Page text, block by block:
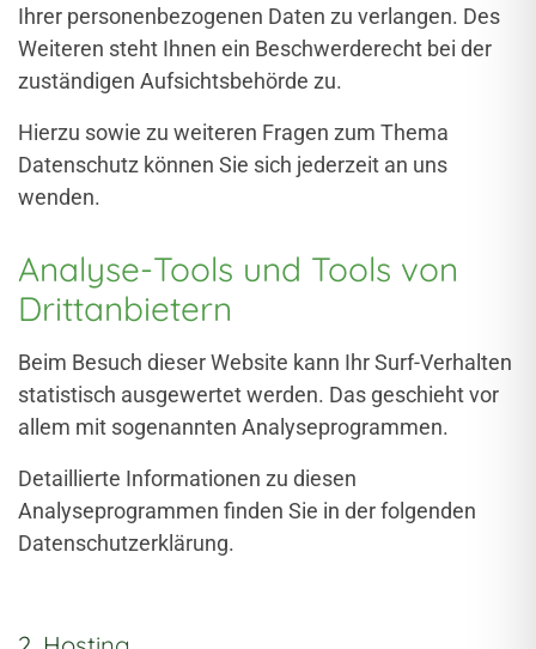
Ihrer personenbezogenen Daten zu verlangen. Des
Weiteren steht Ihnen ein Beschwerderecht bei der
zuständigen Aufsichtsbehörde zu.
Hierzu sowie zu weiteren Fragen zum Thema
Datenschutz können Sie sich jederzeit an uns
wenden.
Analyse-Tools und Tools von
Dritt­anbietern
Beim Besuch dieser Website kann Ihr Surf-Verhalten
statistisch ausgewertet werden. Das geschieht vor
allem mit sogenannten Analyseprogrammen.
Detaillierte Informationen zu diesen
Analyseprogrammen finden Sie in der folgenden
Datenschutzerklärung.